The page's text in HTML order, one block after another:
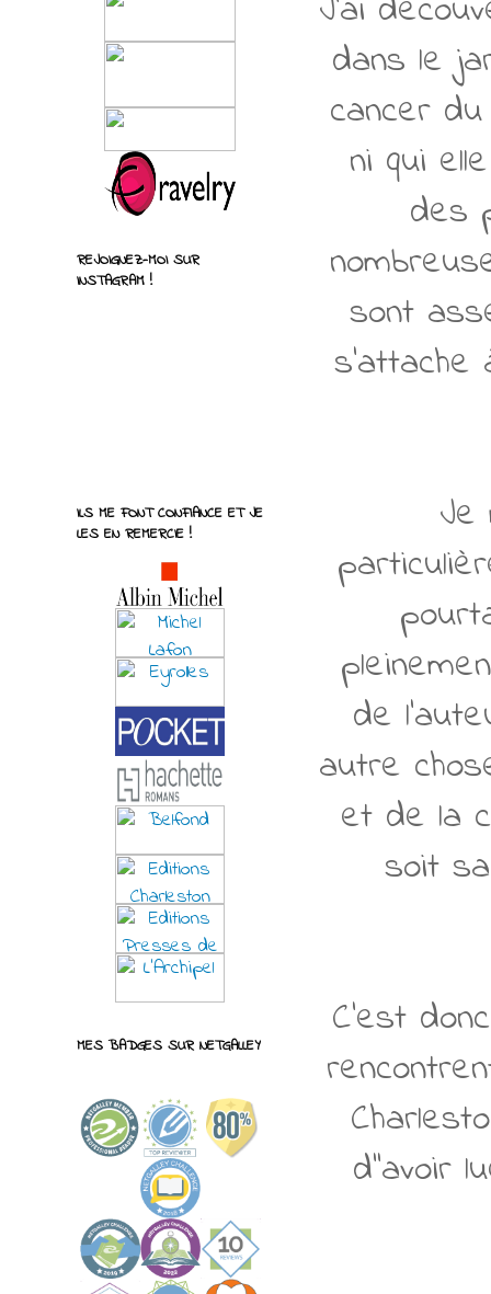
J'ai
dans le
cancer
ni qui
des
sont
s'attache
Je
de
autre
et de la
soit
C'est
d''avoir
REJOIGNEZ-MOI SUR
INSTAGRAM !
ILS ME FONT CONFIANCE ET JE
LES EN REMERCIE !
MES BADGES SUR NETGALLEY